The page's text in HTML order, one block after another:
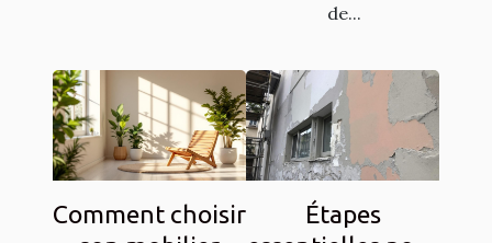
de...
Comment choisir
Étapes